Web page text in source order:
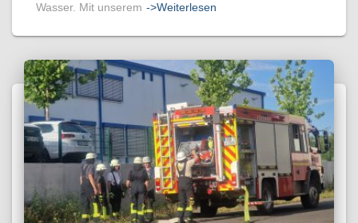
Wasser. Mit unserem ->Weiterlesen